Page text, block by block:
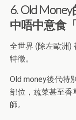
6. Old
中唔中意食
全世界 (除左歐洲)
特徵。
Old money後代特
部位，蔬菜甚至香
師。